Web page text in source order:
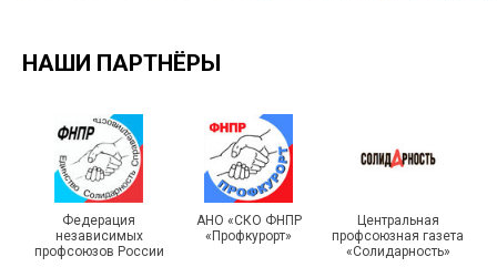
IX Туристический слёт
Московской городской
организации Профсоюза
Турслет и Спартакиада –
праздники спорта и
туризма прошли в Омской
области
НАШИ ПАРТНЁРЫ
Федерация
независимых
профсоюзов России
АНО «СКО ФНПР
«Профкурорт»
Центральная
профсоюзная газета
«Солидарность»